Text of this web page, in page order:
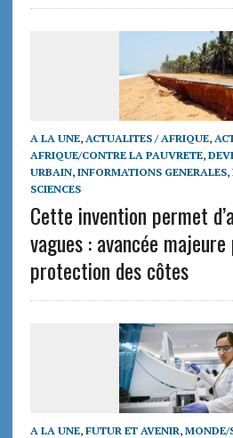
A LA UNE, ACTUALITES / AFRIQUE,
AFRIQUE/CONTRE LA PAUVRETE,
URBAIN, INFORMATIONS GENERALES,
SCIENCES
Cette invention permet
vagues : avancée
protection des côtes
A LA UNE, FUTUR ET AVENIR, MONDE/